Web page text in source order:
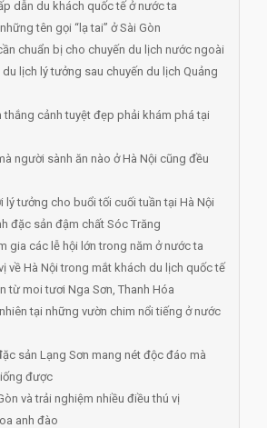
dẫn du khách quốc tế ở nước ta
tên gọi “lạ tai” ở Sài Gòn
chuẩn bị cho chuyến du lịch nước ngoài
lịch lý tưởng sau chuyến du lịch Quảng
thắng cảnh tuyệt đẹp phải khám phá tại
người sành ăn nào ở Hà Nội cũng đều
lý tưởng cho buổi tối cuối tuần tại Hà Nội
đặc sản đậm chất Sóc Trăng
gia các lễ hội lớn trong năm ở nước ta
về Hà Nội trong mắt khách du lịch quốc tế
từ moi tươi Nga Sơn, Thanh Hóa
tại những vườn chim nổi tiếng ở nước
sản Lạng Sơn mang nét độc đáo mà
được
và trải nghiệm nhiều điều thú vị
anh đào